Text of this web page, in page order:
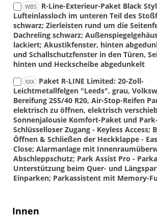
WBS
R-Line-Exterieur-Paket Black
Lufteinlassloch im unteren Teil des
schwarz; Zierleisten rund um die
Dachreling schwarz;
lackiert; Akustikfenster, hinten
und Schallschutzfenster in den Türen,
hinten und Heckscheibe abgedunkelt
XXX
Paket R-LINE Limited: 20-Zoll-
Leichtmetallfelgen "Leeds", grau,
Bereifung 255/40 R20, Air-Stop-Reifen
elektrisch zu öffnen, elektrisch
Sonnenjalousie Komfort-Paket und
Schlüsselloser Zugang - Keyless Access;
Öffnen & Schließen der Heckklappe -
Close; Alarmanlage mit
Abschleppschutz; Park Assist Pro -
Unterstützung beim Quer- und
Einparken; Parkassistent mit Memory-
Innen